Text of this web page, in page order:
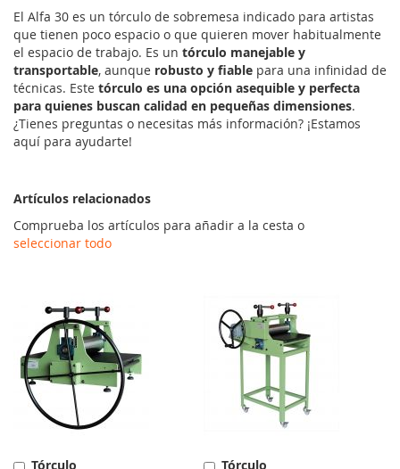
El Alfa 30 es un tórculo de sobremesa indicado para artistas
que tienen poco espacio o que quieren mover habitualmente
el espacio de trabajo. Es un tórculo manejable y
transportable, aunque robusto y fiable para una infinidad de
técnicas. Este tórculo es una opción asequible y perfecta
para quienes buscan calidad en pequeñas dimensiones.
¿Tienes preguntas o necesitas más información? ¡Estamos
aquí para ayudarte!
Artículos relacionados
Comprueba los artículos para añadir a la cesta o
seleccionar todo
Tórculo Tórculo